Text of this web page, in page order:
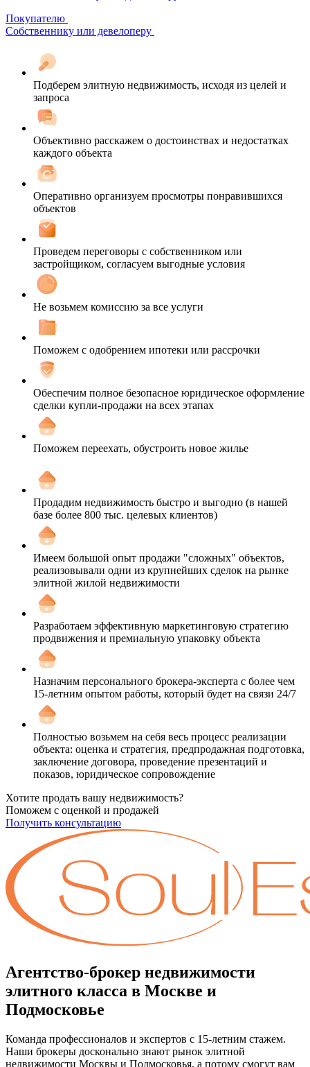
Покупателю
Собственнику или девелоперу
Подберем элитную недвижимость, исходя из целей и
запроса
Объективно расскажем о достоинствах и недостатках
каждого объекта
Оперативно организуем просмотры понравившихся
объектов
Проведем переговоры с собственником или
застройщиком, согласуем выгодные условия
Не возьмем комиссию за все услуги
Поможем с одобрением ипотеки или рассрочки
Обеспечим полное безопасное юридическое оформление
сделки купли-продажи на всех этапах
Поможем переехать, обустроить новое жилье
Продадим недвижимость быстро и выгодно (в нашей
базе более 800 тыс. целевых клиентов)
Имеем большой опыт продажи "сложных" объектов,
реализовывали одни из крупнейших сделок на рынке
элитной жилой недвижимости
Разработаем эффективную маркетинговую стратегию
продвижения и премиальную упаковку объекта
Назначим персонального брокера-эксперта с более чем
15-летним опытом работы, который будет на связи 24/7
Полностью возьмем на себя весь процесс реализации
объекта: оценка и стратегия, предпродажная подготовка,
заключение договора, проведение презентаций и
показов, юридическое сопровождение
Хотите продать вашу недвижимость?
Поможем с оценкой и продажей
Получить консультацию
Агентство-брокер недвижимости
элитного класса в Москве и
Подмосковье
Команда профессионалов и экспертов с 15-летним стажем.
Наши брокеры досконально знают рынок элитной
недвижимости Москвы и Подмосковья, а потому смогут вам